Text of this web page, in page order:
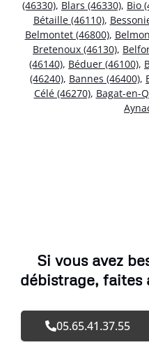
(46330), Blars (46330), Bio
Bétaille (46110),
Belmontet (46800),
Bretenoux (46130),
(46140), Béduer (46100),
(46240), Bannes (46400),
Célé (46270), Bagat-en-
Si vous avez
débistrage, faites
05.65.41.37.55